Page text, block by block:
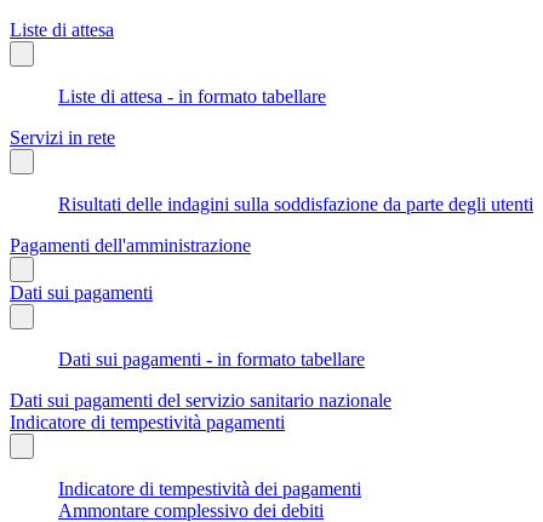
Liste di attesa
Liste di attesa - in formato tabellare
Servizi in rete
Risultati delle indagini sulla soddisfazione da parte degli utenti
Pagamenti dell'amministrazione
Dati sui pagamenti
Dati sui pagamenti - in formato tabellare
Dati sui pagamenti del servizio sanitario nazionale
Indicatore di tempestività pagamenti
Indicatore di tempestività dei pagamenti
Ammontare complessivo dei debiti